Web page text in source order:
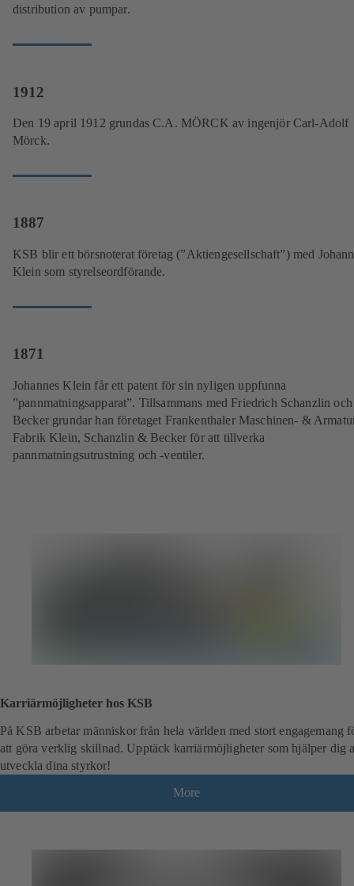
distribution av pumpar.
1912
Den 19 april 1912 grundas C.A. MÖRCK av ingenjör Carl-Adolf
Mörck.
1887
KSB blir ett börsnoterat företag (”Aktiengesellschaft”) med
Klein som styrelseordförande.
1871
Johannes Klein får ett patent för sin nyligen uppfunna
”pannmatningsapparat”. Tillsammans med Friedrich Schanzlin
Becker grundar han företaget Frankenthaler Maschinen- &
Fabrik Klein, Schanzlin & Becker för att tillverka
pannmatningsutrustning och -ventiler.
Karriärmöjligheter hos KSB
På KSB arbetar människor från hela världen med stort engagemang
att göra verklig skillnad. Upptäck karriärmöjligheter som hjälper dig
utveckla dina styrkor!
More